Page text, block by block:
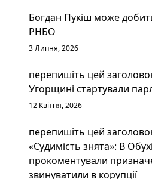
Богдан Пукіш може
РНБО
3 Липня, 2026
перепишіть цей
Угорщині стартували
12 Квітня, 2026
перепишіть цей
«Судимість знята»: В
прокоментували
звинуватили в корупції